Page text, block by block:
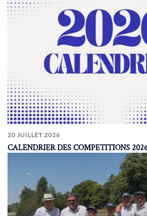
20 JUILLET 2026
CALENDRIER DES COMPETITIONS